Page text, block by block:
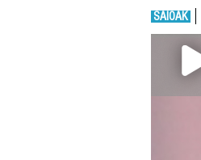
SAIOAK